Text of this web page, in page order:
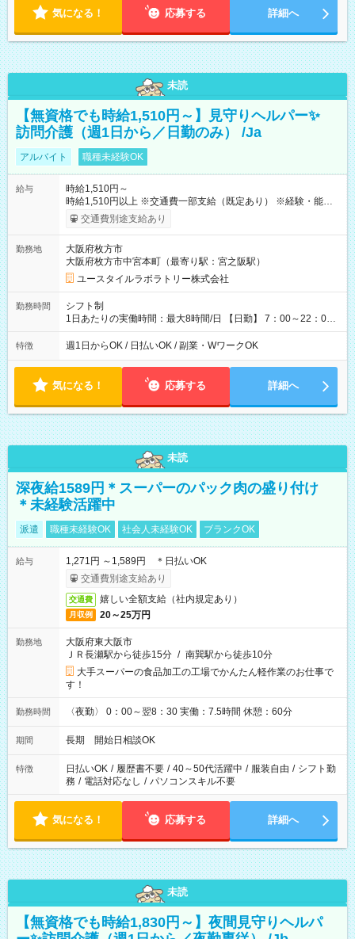
気になる！ 応募する 詳細へ
未読
【無資格でも時給1,510円～】見守りヘルパー✨
訪問介護（週1日から／日勤のみ） /Ja
アルバイト 職種未経験OK
給与
時給1,510円～
時給1,510円以上 ※交通費一部支給（既定あり） ※経験・能力を
考慮して決定します 【収入例】 週1回勤務の場合：1,510円×8時
間×4回=4万8,320円 週3回勤務の場合：1,510円×8時間×12回
1,600円 【試用期間】試用期間あり 試用期間の長さ：2ヶ月
※ 雇用形態と給与に、本採用時と異なる部分があります。 雇用
形態：本採用時と同じです。 給与：時給 1,180円以上
交通費別途支給あり
勤務地
大阪府枚方市
大阪府枚方市中宮本町（最寄り駅：宮之阪駅）
ユースタイルラボラトリー株式会社
勤務時間
シフト制
1日あたりの実働時間：最大8時間/日 【日勤】 7：00～22：00
の間で4～8時間勤務（休憩時間は法定通り） ※週1日～OK ／ 1
日4時間から勤務OK ／ 夜勤なし ＊＊ 勤務時間例 ＊＊ ■7時
変動 ※曜日固定（毎週同じ曜日勤務）
特徴 週1日からOK / 日払いOK / 副業・WワークOK
気になる！ 応募する 詳細へ
未読
深夜給1589円＊スーパーのパック肉の盛り付け
＊未経験活躍中
派遣 職種未経験OK 社会人未経験OK ブランクOK
給与
1,271円 ～1,589円 ＊日払いOK
交通費別途支給あり
交通費 嬉しい全額支給（社内規定あり）
月収例 20～25万円
勤務地
大阪府東大阪市
ＪＲ長瀬駅から徒歩15分 / 南巽駅から徒歩10分
大手スーパーの食品加工の工場でかんたん軽作業のお仕事で
す！
勤務時間 〈夜勤〉 0：00～翌8：30 実働：7.5時間 休憩：60分
期間 長期 開始日相談OK
特徴 日払いOK / 履歴書不要 / 40～50代活躍中 / 服装自由 / シフト勤
務 / 電話対応なし / パソコンスキル不要
気になる！ 応募する 詳細へ
未読
【無資格でも時給1,830円～】夜間見守りヘルパ